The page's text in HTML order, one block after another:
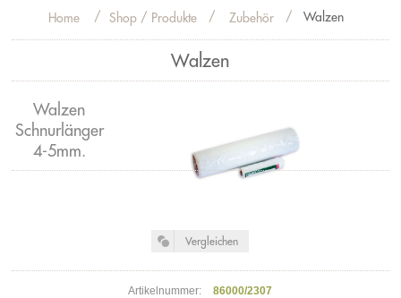
Home / Shop / Produkte / Zubehör / Walzen
Walzen
Walzen
Schnurlänger
4-5mm.
Artikelnummer: 86000/2307